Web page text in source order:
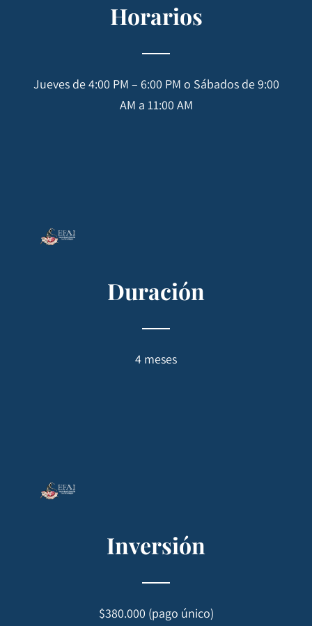
Horarios
Jueves de 4:00 PM – 6:00 PM o Sábados de 9:00
AM a 11:00 AM
Duración
4 meses
Inversión
$380.000 (pago único)